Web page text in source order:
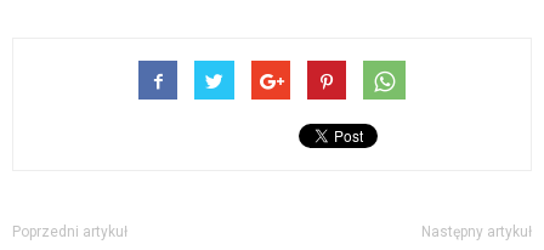
Poprzedni artykuł Następny artykuł